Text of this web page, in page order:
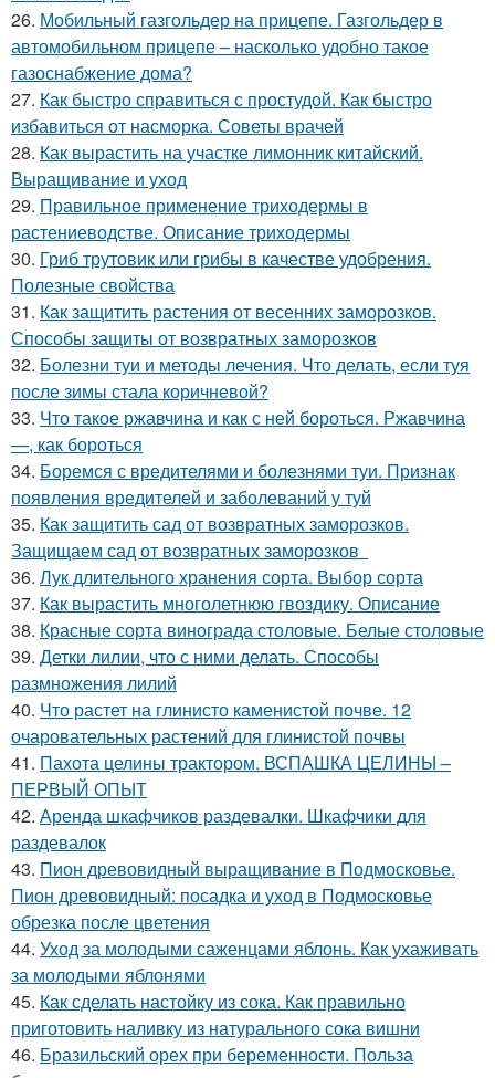
26. Мобильный газгольдер на прицепе. Газгольдер в
автомобильном прицепе – насколько удобно такое
газоснабжение дома?
27. Как быстро справиться с простудой. Как быстро
избавиться от насморка. Советы врачей
28. Как вырастить на участке лимонник китайский.
Выращивание и уход
29. Правильное применение триходермы в
растениеводстве. Описание триходермы
30. Гриб трутовик или грибы в качестве удобрения.
Полезные свойства
31. Как защитить растения от весенних заморозков.
Способы защиты от возвратных заморозков
32. Болезни туи и методы лечения. Что делать, если туя
после зимы стала коричневой?
33. Что такое ржавчина и как с ней бороться. Ржавчина
—, как бороться
34. Боремся с вредителями и болезнями туи. Признак
появления вредителей и заболеваний у туй
35. Как защитить сад от возвратных заморозков.
Защищаем сад от возвратных заморозков
36. Лук длительного хранения сорта. Выбор сорта
37. Как вырастить многолетнюю гвоздику. Описание
38. Красные сорта винограда столовые. Белые столовые
39. Детки лилии, что с ними делать. Способы
размножения лилий
40. Что растет на глинисто каменистой почве. 12
очаровательных растений для глинистой почвы
41. Пахота целины трактором. ВСПАШКА ЦЕЛИНЫ –
ПЕРВЫЙ ОПЫТ
42. Аренда шкафчиков раздевалки. Шкафчики для
раздевалок
43. Пион древовидный выращивание в Подмосковье.
Пион древовидный: посадка и уход в Подмосковье
обрезка после цветения
44. Уход за молодыми саженцами яблонь. Как ухаживать
за молодыми яблонями
45. Как сделать настойку из сока. Как правильно
приготовить наливку из натурального сока вишни
46. Бразильский орех при беременности. Польза